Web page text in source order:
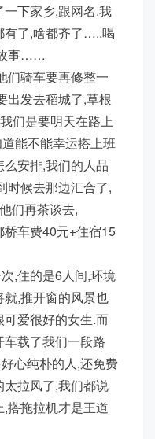
下家乡,跟网名.我
有了,啥都齐了…..喝
事……
们骑车要再修整一
出发去稻城了,草根
们是要明天在路上
能不能幸运搭上班
安排,我们的人品
时候去那边汇合了,
们再茶谈去,
车费40元+住宿15
,住的是6人间,环境
,推开窗的风景也
爱很好的女生.而
载了我们一段路
心纯朴的人,还免费
拉风了,我们都说
搭拖拉机才是王道